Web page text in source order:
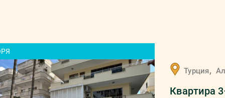
Турция,
Квартира